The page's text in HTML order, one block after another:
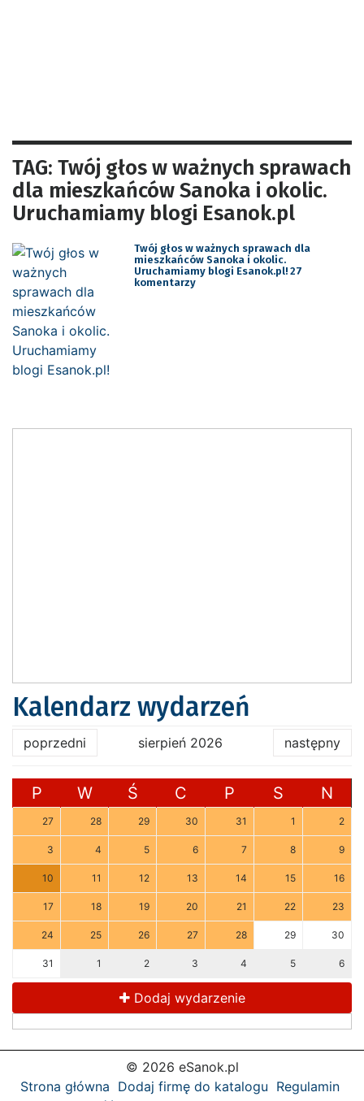
TAG: Twój głos w ważnych sprawach
dla mieszkańców Sanoka i okolic.
Uruchamiamy blogi Esanok.pl
Twój głos w ważnych sprawach dla
mieszkańców Sanoka i okolic.
Uruchamiamy blogi Esanok.pl! 27
komentarzy
Kalendarz wydarzeń
poprzedni sierpień 2026 następny
P W Ś C P S N
27 28 29 30 31 1 2
3 4 5 6 7 8 9
10 11 12 13 14 15 16
17 18 19 20 21 22 23
24 25 26 27 28 29 30
31 1 2 3 4 5 6
Dodaj wydarzenie
© 2026 eSanok.pl
Strona główna Dodaj firmę do katalogu Regulamin